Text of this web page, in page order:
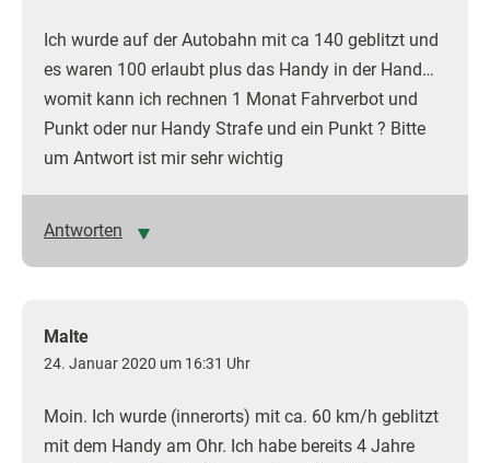
Ich wurde auf der Autobahn mit ca 140 geblitzt und
es waren 100 erlaubt plus das Handy in der Hand…
womit kann ich rechnen 1 Monat Fahrverbot und
Punkt oder nur Handy Strafe und ein Punkt ? Bitte
um Antwort ist mir sehr wichtig
Antworten
Malte
24. Januar 2020 um 16:31 Uhr
Moin. Ich wurde (innerorts) mit ca. 60 km/h geblitzt
mit dem Handy am Ohr. Ich habe bereits 4 Jahre